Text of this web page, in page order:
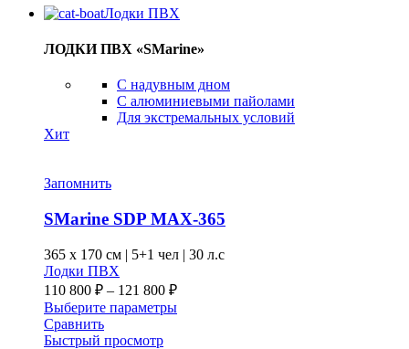
Лодки ПВХ
ЛОДКИ ПВХ «SMarine»
C надувным дном
C алюминиевыми пайолами
Для экстремальных условий
Хит
Запомнить
SMarine SDP MAX-365
365 x 170 см | 5+1 чел | 30 л.с
Лодки ПВХ
110 800 ₽ – 121 800 ₽Диапазон
цен:
Выберите параметрыЭтот
Сравнить
Быстрый просмотр